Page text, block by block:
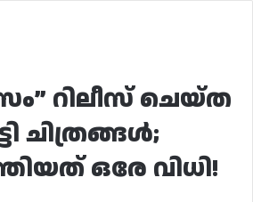
റിലീസ് ചെയ്ത
ചിത്രങ്ങൾ;
ഒരേ വിധി!